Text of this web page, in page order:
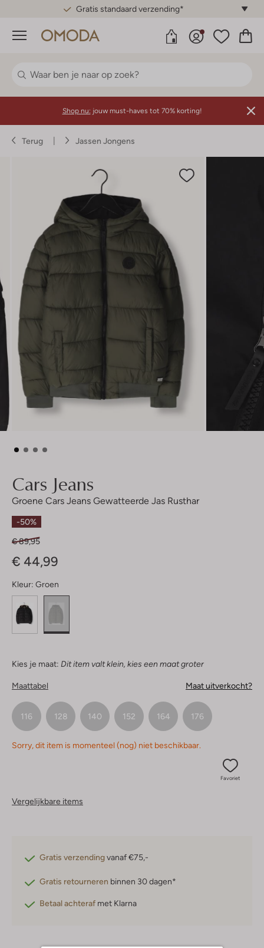
Gratis standaard verzending*
Menu
Shop nu: jouw must-haves tot 70% korting!
Terug Jassen Jongens
Cars Jeans
Groene Cars Jeans Gewatteerde Jas Rusthar
-50%
€ 89,95
€ 44,99
Kleur: Groen
Kies je maat: Dit item valt klein, kies een maat groter
Maattabel Maat uitverkocht?
116 128 140 152 164 176
Sorry, dit item is momenteel (nog) niet beschikbaar.
Favoriet
Vergelijkbare items
Gratis verzendingvanaf €75,-
Gratis retourneren binnen 30 dagen*
Betaal achteraf met Klarna